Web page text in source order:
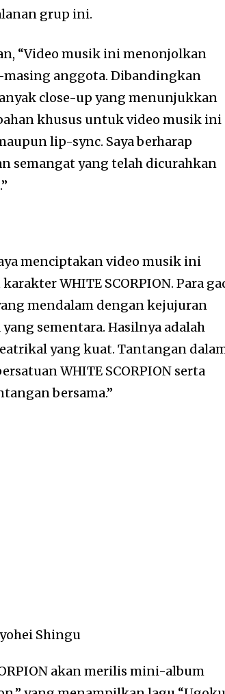
grup ini.
“Video musik ini menonjolkan
anggota. Dibandingkan
close-up yang menunjukkan
khusus untuk video musik ini
lip-sync. Saya berharap
semangat yang telah dicurahkan
menciptakan video musik ini
WHITE SCORPION. Para
mendalam dengan kejujuran
sementara. Hasilnya adalah
yang kuat. Tantangan
WHITE SCORPION serta
bersama.”
akan merilis mini-album